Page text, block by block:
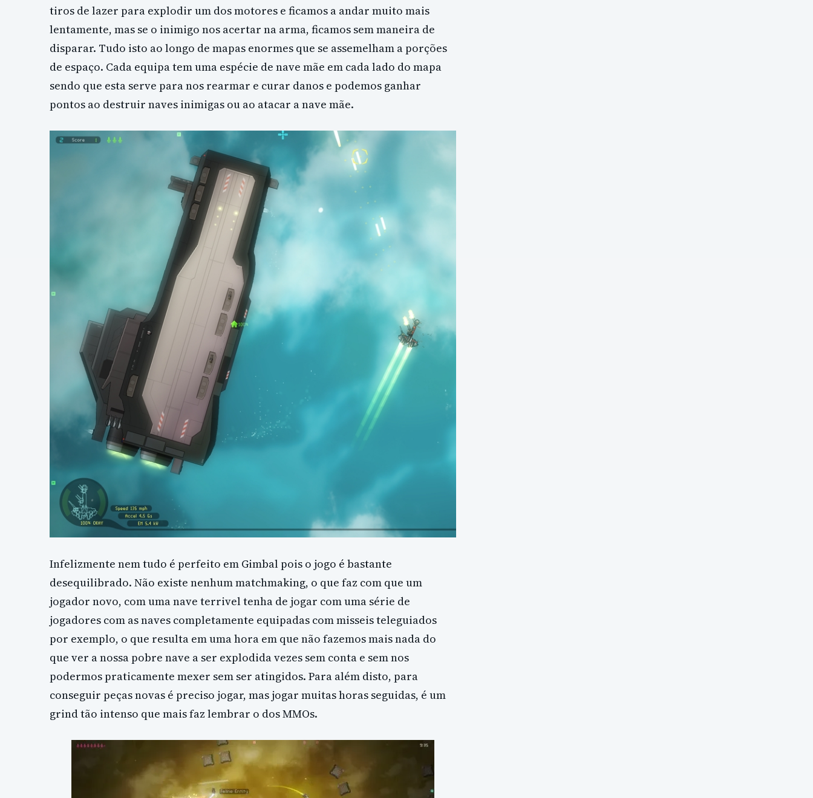
tiros de lazer para explodir um dos motores e ficamos a andar muito mais
lentamente, mas se o inimigo nos acertar na arma, ficamos sem maneira de
disparar. Tudo isto ao longo de mapas enormes que se assemelham a porções
de espaço. Cada equipa tem uma espécie de nave mãe em cada lado do mapa
sendo que esta serve para nos rearmar e curar danos e podemos ganhar
pontos ao destruir naves inimigas ou ao atacar a nave mãe.
Infelizmente nem tudo é perfeito em Gimbal pois o jogo é bastante
desequilibrado. Não existe nenhum matchmaking, o que faz com que um
jogador novo, com uma nave terrivel tenha de jogar com uma série de
jogadores com as naves completamente equipadas com misseis teleguiados
por exemplo, o que resulta em uma hora em que não fazemos mais nada do
que ver a nossa pobre nave a ser explodida vezes sem conta e sem nos
podermos praticamente mexer sem ser atingidos. Para além disto, para
conseguir peças novas é preciso jogar, mas jogar muitas horas seguidas, é um
grind tão intenso que mais faz lembrar o dos MMOs.